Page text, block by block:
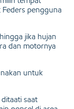
pengguna
jika hujan
dan motornya
untuk
saat